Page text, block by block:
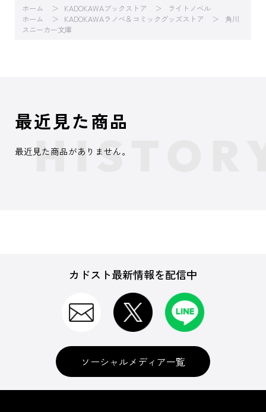
ホーム KADOKAWAブックストア
ライトノベル
ホーム
KADOKAWAラノベ＆コミックグッズストア
角川
スニーカー文庫
最近見た商品
最近見た商品がありません。
カドスト最新情報を配信中
ソーシャルメディア一覧